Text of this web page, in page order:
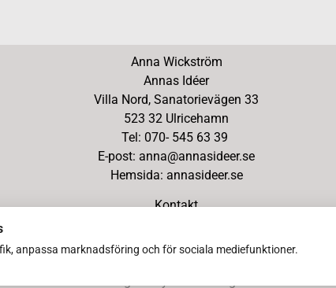
Anna Wickström
Annas Idéer
Villa Nord, Sanatorievägen 33
523 32 Ulricehamn
Tel: 070- 545 63 39
E-post: anna@annasideer.se
Hemsida: annasideer.se
Kontakt
Copyright Ⓒ 2026 Annas Idéer – All Rights Reserved
anpassa marknadsföring och för sociala mediefunktioner.